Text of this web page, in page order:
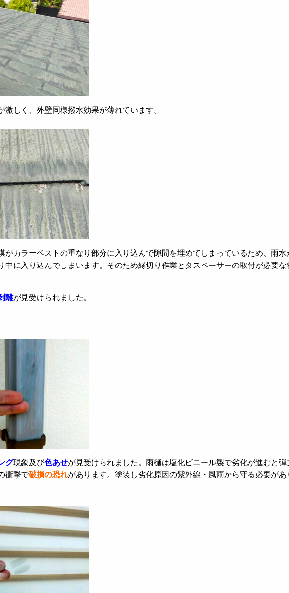
激しく、外壁同様撥水効果が薄れています。
がカラーベストの重なり部分に入り込んで隙間を埋めてしまっているため、雨水
中に入り込んでしまいます。そのため縁切り作業とタスペーサーの取付が必要な
離が見受けられました。
グ現象及び色あせが見受けられました。雨樋は塩化ビニール製で劣化が進むと弾
衝撃で破損の恐れがあります。塗装し劣化原因の紫外線・風雨から守る必要があ